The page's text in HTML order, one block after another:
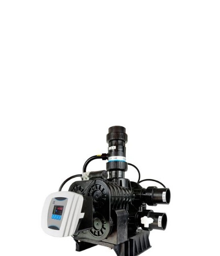
Válvula Automática Para
Suavización 63540(F112A1)
63640(F112A3)
Instalación Montaje lateral
Entrada/Salida DN65
DN65